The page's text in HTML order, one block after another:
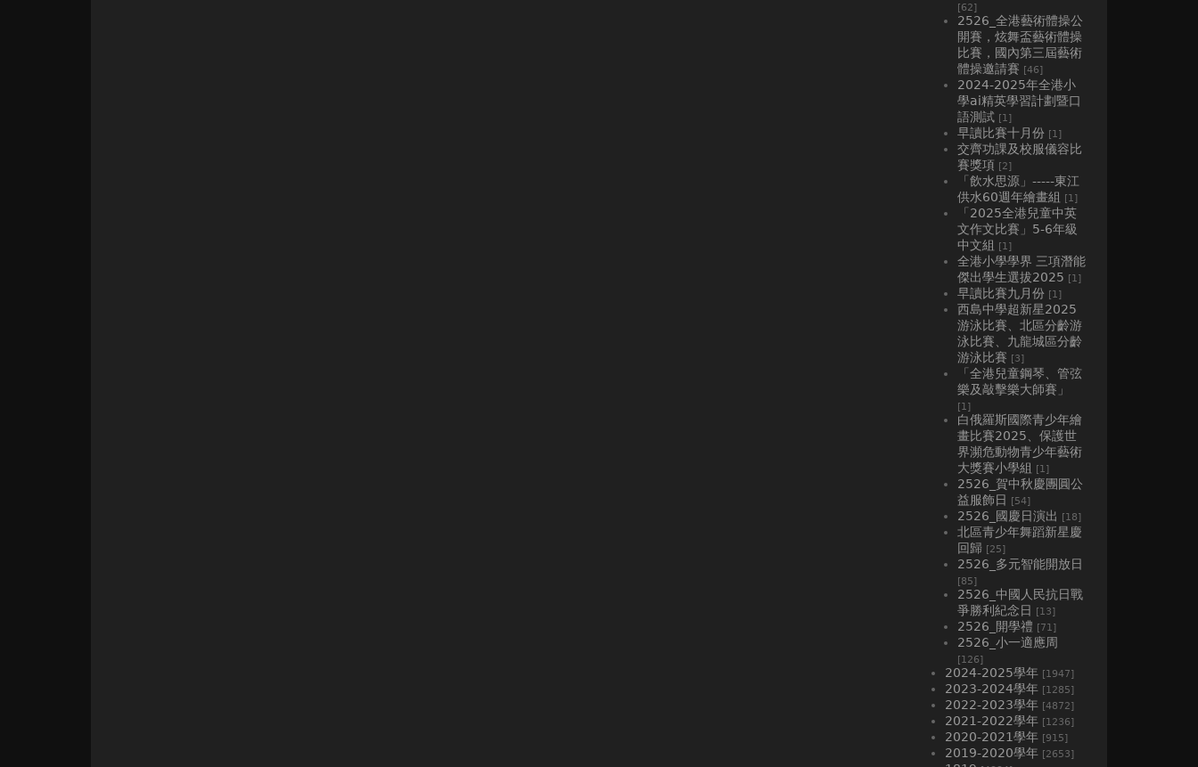
[62]
2526_全港藝術體操公
開賽，炫舞盃藝術體操
比賽，國內第三屆藝術
體操邀請賽 [46]
2024-2025年全港小
學ai精英學習計劃暨口
語測試 [1]
早讀比賽十月份 [1]
交齊功課及校服儀容比
賽獎項 [2]
「飲水思源」-----東江
供水60週年繪畫組 [1]
「2025全港兒童中英
文作文比賽」5-6年級
中文組 [1]
全港小學學界 三項潛能
傑出學生選拔2025 [1]
早讀比賽九月份 [1]
西島中學超新星2025
游泳比賽、北區分齡游
泳比賽、九龍城區分齡
游泳比賽 [3]
「全港兒童鋼琴、管弦
樂及敲擊樂大師賽」
[1]
白俄羅斯國際青少年繪
畫比賽2025、⁠保護世
界瀕危動物青少年藝術
大獎賽小學組 [1]
2526_賀中秋慶團圓公
益服飾日 [54]
2526_國慶日演出 [18]
北區青少年舞蹈新星慶
回歸 [25]
2526_多元智能開放日
[85]
2526_中國人民抗日戰
爭勝利紀念日 [13]
2526_開學禮 [71]
2526_小一適應周
[126]
2024-2025學年 [1947]
2023-2024學年 [1285]
2022-2023學年 [4872]
2021-2022學年 [1236]
2020-2021學年 [915]
2019-2020學年 [2653]